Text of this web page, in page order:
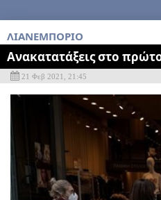
ΛΙΑΝΕΜΠΟΡΙΟ
Ανακατατάξεις στο
21 Φεβ 2021, 21:45